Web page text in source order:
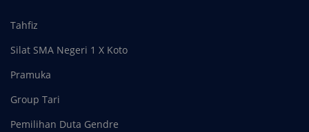
Tahfiz
Silat SMA Negeri 1 X Koto
Pramuka
Group Tari
Pemilihan Duta Gendre